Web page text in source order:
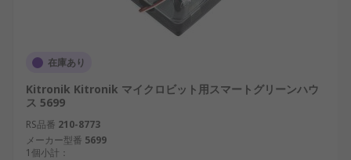
在庫あり
Kitronik Kitronik マイクロビット用スマートグリーンハウ
ス 5699
RS品番 210-8773
メーカー型番 5699
1個小計：